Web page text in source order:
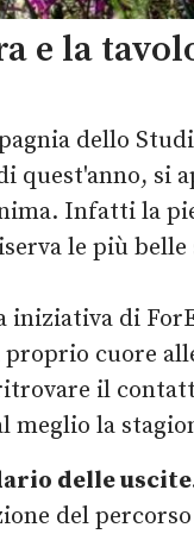
e la
dello
quest'anno, si
Infatti la
le più
iniziativa di
cuore
il
meglio la
delle
del